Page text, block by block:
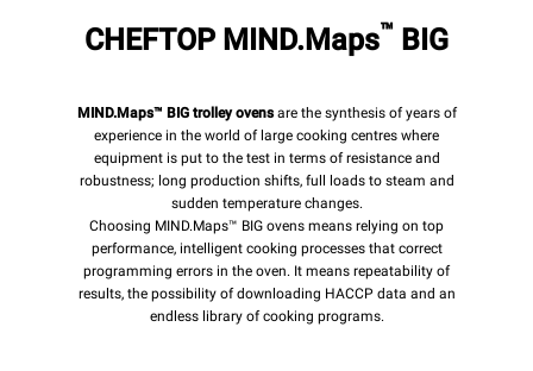
CHEFTOP MIND.Maps™ BIG
MIND.Maps™ BIG trolley ovensare the synthesis of years of
experience in the world of large cooking centres where
equipment is put to the test in terms of resistance and
robustness; long production shifts, full loads to steam and
sudden temperature changes.
Choosing MIND.Maps™ BIG ovens means relying on top
performance, intelligent cooking processes that correct
programming errors in the oven. It means repeatability of
results, the possibility of downloading HACCP data and an
endless library of cooking programs.